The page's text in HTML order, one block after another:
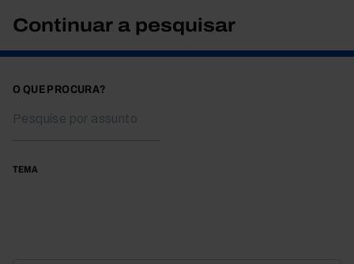
Continuar a pesquisar
O QUE PROCURA?
TEMA